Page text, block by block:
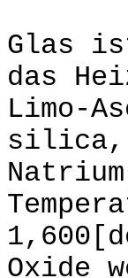
Glas
das
Limo-
silica,
Oxide